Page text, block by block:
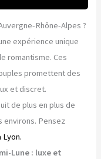
Rhône-Alpes ?
expérience unique
romantisme. Ces
promettent des
et discret.
de plus en plus de
environs. Pensez
Lune : luxe et